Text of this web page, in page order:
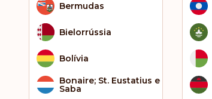
Bermudas
Bielorrússia
Bolívia
Bonaire; St. Eustatius e
Saba